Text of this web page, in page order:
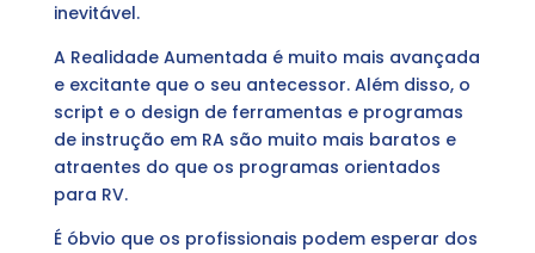
inevitável.
A Realidade Aumentada é muito mais avançada
e excitante que o seu antecessor. Além disso, o
script e o design de ferramentas e programas
de instrução em RA são muito mais baratos e
atraentes do que os programas orientados
para RV.
É óbvio que os profissionais podem esperar dos